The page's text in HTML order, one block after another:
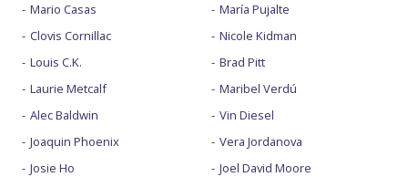
Mario Casas
Clovis Cornillac
Louis C.K.
Laurie Metcalf
Alec Baldwin
Joaquin Phoenix
Josie Ho
María Pujalte
Nicole Kidman
Brad Pitt
Maribel Verdú
Vin Diesel
Vera Jordanova
Joel David Moore